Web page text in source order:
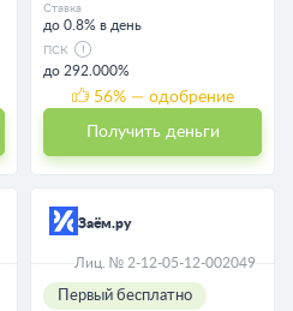
Ставка
до 0.8% в день
ПСК
до 292.000%
56% — одобрение
Получить деньги
Заём.ру
Лиц. № 2-12-05-12-002049
Первый бесплатно